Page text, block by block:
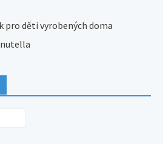
pro děti vyrobených doma